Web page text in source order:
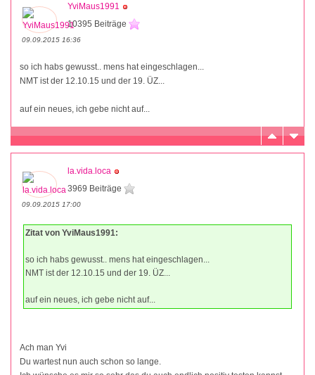
YviMaus1991
10395 Beiträge
09.09.2015 16:36
so ich habs gewusst.. mens hat eingeschlagen...
NMT ist der 12.10.15 und der 19. ÜZ...
auf ein neues, ich gebe nicht auf...
la.vida.loca
3969 Beiträge
09.09.2015 17:00
Zitat von YviMaus1991:
so ich habs gewusst.. mens hat eingeschlagen...
NMT ist der 12.10.15 und der 19. ÜZ...
auf ein neues, ich gebe nicht auf...
Ach man Yvi
Du wartest nun auch schon so lange.